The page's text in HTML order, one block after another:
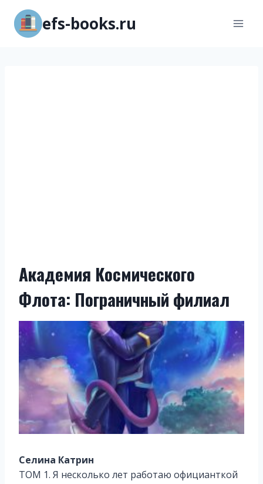
Перейти
содержимому
efs-books.ru
Академия Космического
Флота: Пограничный филиал
Селина Катрин
ТОМ 1. Я несколько лет работаю официанткой